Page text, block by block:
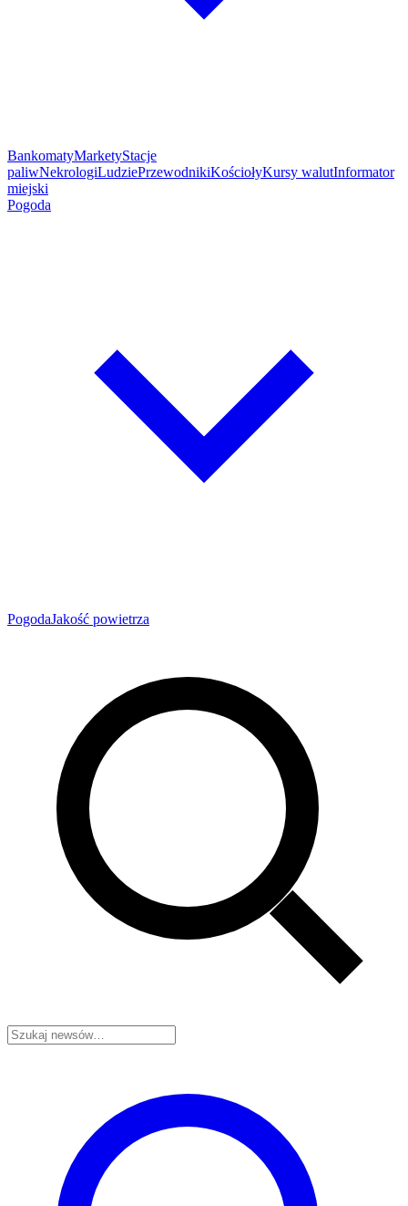
BankomatyMarketyStacje
paliwNekrologiLudziePrzewodnikiKościołyKursy walutInformator
miejski
Pogoda
PogodaJakość powietrza